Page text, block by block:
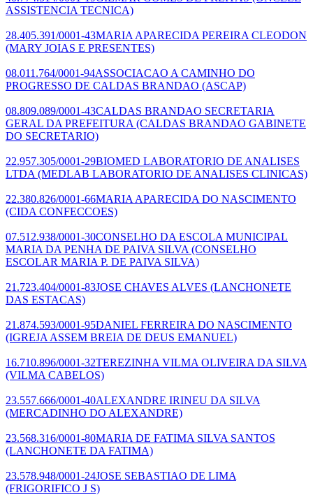
ASSISTENCIA TECNICA)
28.405.391/0001-43MARIA APARECIDA PEREIRA CLEODON
(MARY JOIAS E PRESENTES)
08.011.764/0001-94ASSOCIACAO A CAMINHO DO
PROGRESSO DE CALDAS BRANDAO (ASCAP)
08.809.089/0001-43CALDAS BRANDAO SECRETARIA
GERAL DA PREFEITURA (CALDAS BRANDAO GABINETE
DO SECRETARIO)
22.957.305/0001-29BIOMED LABORATORIO DE ANALISES
LTDA (MEDLAB LABORATORIO DE ANALISES CLINICAS)
22.380.826/0001-66MARIA APARECIDA DO NASCIMENTO
(CIDA CONFECCOES)
07.512.938/0001-30CONSELHO DA ESCOLA MUNICIPAL
MARIA DA PENHA DE PAIVA SILVA (CONSELHO
ESCOLAR MARIA P. DE PAIVA SILVA)
21.723.404/0001-83JOSE CHAVES ALVES (LANCHONETE
DAS ESTACAS)
21.874.593/0001-95DANIEL FERREIRA DO NASCIMENTO
(IGREJA ASSEM BREIA DE DEUS EMANUEL)
16.710.896/0001-32TEREZINHA VILMA OLIVEIRA DA SILVA
(VILMA CABELOS)
23.557.666/0001-40ALEXANDRE IRINEU DA SILVA
(MERCADINHO DO ALEXANDRE)
23.568.316/0001-80MARIA DE FATIMA SILVA SANTOS
(LANCHONETE DA FATIMA)
23.578.948/0001-24JOSE SEBASTIAO DE LIMA
(FRIGORIFICO J S)